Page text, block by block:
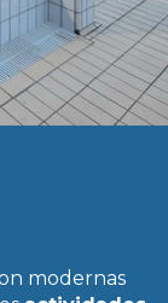
modernas